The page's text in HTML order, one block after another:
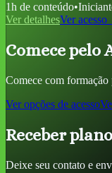
1h de conteúdo•
Ver detalhesVer
Comece pelo
Comece com formação
Ver opções de acesso
Receber
Deixe seu contato e